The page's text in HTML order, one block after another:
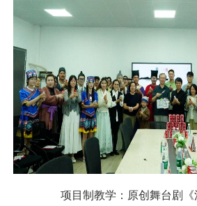
项目制教学：原创舞台剧